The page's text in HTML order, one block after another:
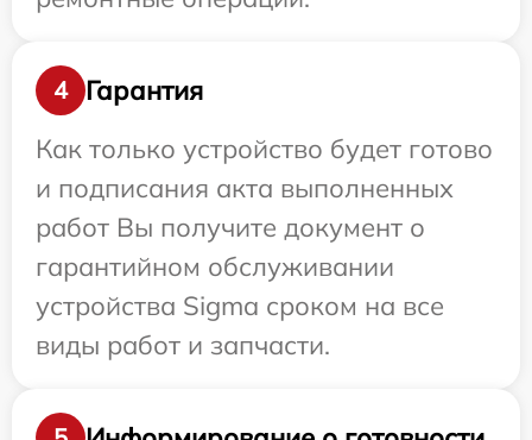
4
Гарантия
Как только устройство будет готово
и подписания акта выполненных
работ Вы получите документ о
гарантийном обслуживании
устройства Sigma сроком на все
виды работ и запчасти.